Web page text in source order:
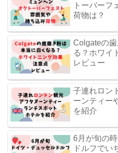
トーバーフ
荷物は？
Colgateの
る？ホワイ
レビュー
子連れロン
ーンティー
を紹介
6月が旬の
ドルフでい